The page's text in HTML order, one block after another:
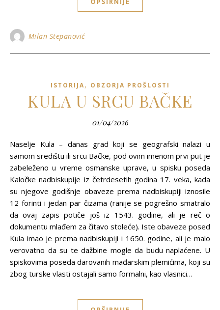
Milan Stepanović
ISTORIJA, OBZORJA PROŠLOSTI
KULA U SRCU BAČKE
01/04/2026
Naselje Kula – danas grad koji se geografski nalazi u
samom središtu ili srcu Bačke, pod ovim imenom prvi put je
zabeleženo u vreme osmanske uprave, u spisku poseda
Kaločke nadbiskupije iz četrdesetih godina 17. veka, kada
su njegove godišnje obaveze prema nadbiskupiji iznosile
12 forinti i jedan par čizama (ranije se pogrešno smatralo
da ovaj zapis potiče još iz 1543. godine, ali je reč o
dokumentu mlađem za čitavo stoleće). Iste obaveze posed
Kula imao je prema nadbiskupiji i 1650. godine, ali je malo
verovatno da su te dažbine mogle da budu naplaćene. U
spiskovima poseda darovanih mađarskim plemićima, koji su
zbog turske vlasti ostajali samo formalni, kao vlasnici…